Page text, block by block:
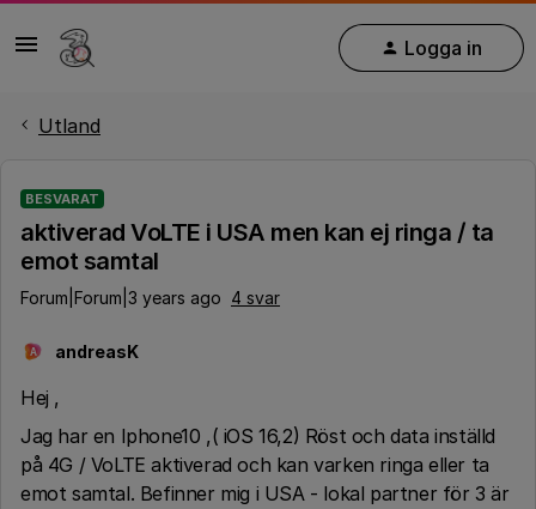
Logga in
Utland
BESVARAT
aktiverad VoLTE i USA men kan ej ringa / ta
emot samtal
Forum|Forum|3 years ago 4 svar
A andreasK
Hej ,
Jag har en Iphone10 ,( iOS 16,2) Röst och data inställd
på 4G / VoLTE aktiverad och kan varken ringa eller ta
emot samtal. Befinner mig i USA - lokal partner för 3 är